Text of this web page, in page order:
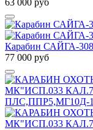
Карабин САЙГА-
77 000 руб